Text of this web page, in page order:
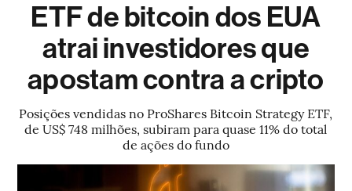
ETF de bitcoin dos EUA
atrai investidores que
apostam contra a cripto
Posições vendidas no ProShares Bitcoin Strategy ETF,
de US$ 748 milhões, subiram para quase 11% do total
de ações do fundo